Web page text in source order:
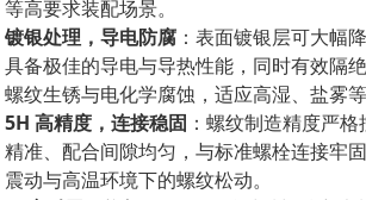
等高要求装配场景。
镀银处理，导电防腐 ：表面镀银层可大幅
具备极佳的导电与导热性能，同时有效隔
螺纹生锈与电化学腐蚀，适应高湿、盐雾
5H 高精度，连接稳固 ：螺纹制造精度严
精准、配合间隙均匀，与标准螺栓连接牢
震动与高温环境下的螺纹松动。